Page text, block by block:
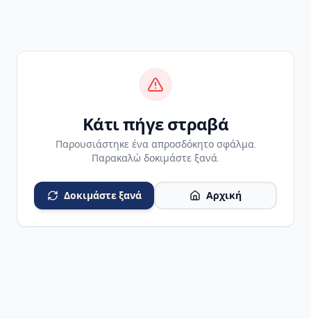
Κάτι πήγε στραβά
Παρουσιάστηκε ένα απροσδόκητο σφάλμα.
Παρακαλώ δοκιμάστε ξανά.
Δοκιμάστε ξανά Αρχική